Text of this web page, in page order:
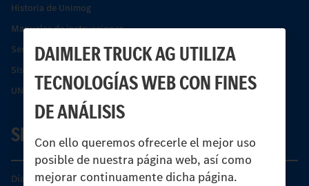
DAIMLER TRUCK AG UTILIZA
TECNOLOGÍAS WEB CON FINES
DE ANÁLISIS
Con ello queremos ofrecerle el mejor uso
posible de nuestra página web, así como
mejorar continuamente dicha página.
Historia de Unimog
Manuales de instrucciones
Servicios financieros
Sistemas de asistencia de seguridad Econic
UNI-TOUCH®
SERVICIO
Días de Servicio del Unimog